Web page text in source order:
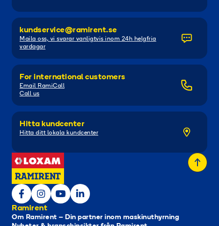
kundservice@ramirent.se
Maila oss, vi svarar vanligtvis inom 24h helgfria
vardagar
For international customers
Email RamiCall
Call us
Hitta kundcenter
Hitta ditt lokala kundcenter
Ramirent
Om Ramirent – Din partner inom maskinuthyrning